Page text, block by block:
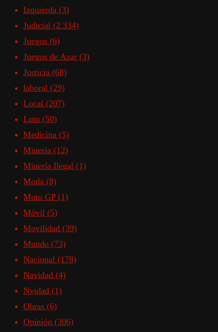
Izquierda (3)
Judicial (2.334)
Juegos (6)
Juegos de Azar (3)
Justicia (68)
laboral (29)
Local (207)
Luto (50)
Medicina (5)
Mineria (12)
Minería Ilegal (1)
Moda (8)
Moto GP (1)
Móvil (5)
Movilidad (39)
Mundo (73)
Nacional (178)
Navidad (4)
Nvidad (1)
Obras (6)
Opinión (306)